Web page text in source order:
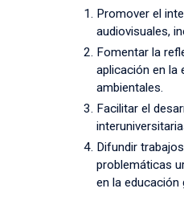
Promover el
audiovisuales,
Fomentar la
aplicación en la
ambientales.
Facilitar el
Difundir
problemáticas
en la educación